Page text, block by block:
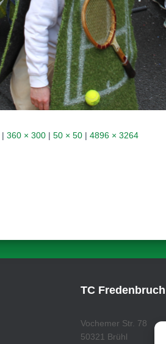
| 360 × 300 | 50 × 50 | 4896 × 3264
TC
Vochemer Str. 78
50321 Brühl